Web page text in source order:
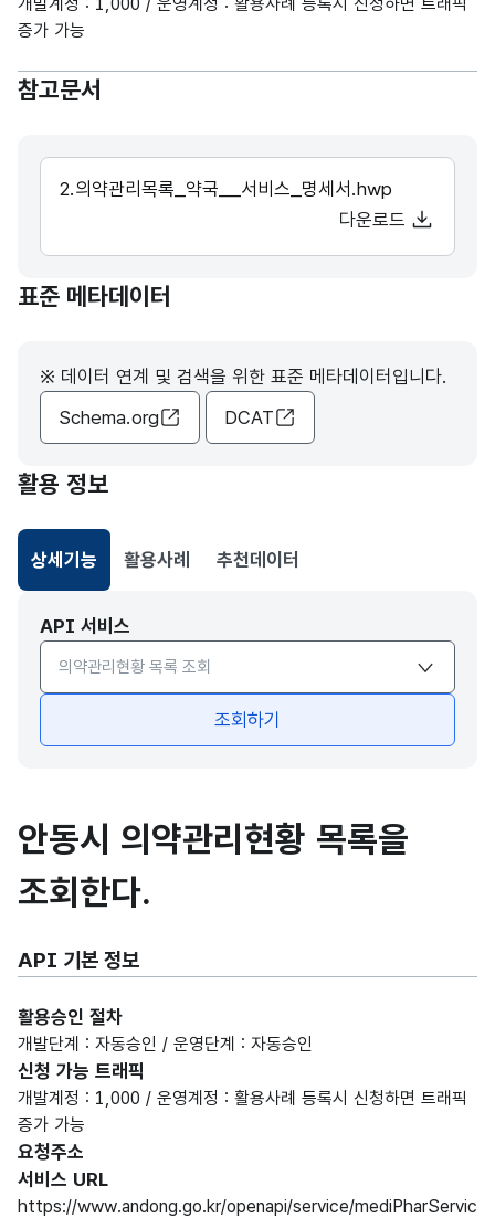
증가 가능
참고문서
2.의약관리목록_약국__서비스_명세서.hwp
다운로드
표준 메타데이터
※ 데이터 연계 및 검색을 위한 표준 메타데이터입니다.
Schema.org
DCAT
활용 정보
상세기능
선택됨
활용사례 추천데이터
API 서비스
API서비스 종류 선택
조회하기
안동시 의약관리현황 목록을
조회한다.
API 기본 정보
활용승인 절차
개발단계 : 자동승인 / 운영단계 : 자동승인
신청 가능 트래픽
개발계정 : 1,000 / 운영계정 : 활용사례 등록시 신청하면 트래픽
증가 가능
요청주소
서비스 URL
https://www.andong.go.kr/openapi/service/mediPharServic